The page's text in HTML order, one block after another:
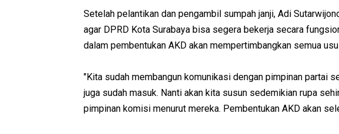
Setelah pelantikan dan pengambil sumpah janji, Adi
agar DPRD Kota Surabaya bisa segera bekerja secara
dalam pembentukan AKD akan mempertimbangkan semua
"Kita sudah membangun komunikasi dengan pimpinan partai
juga sudah masuk. Nanti akan kita susun sedemikian rupa
pimpinan komisi menurut mereka. Pembentukan AKD akan